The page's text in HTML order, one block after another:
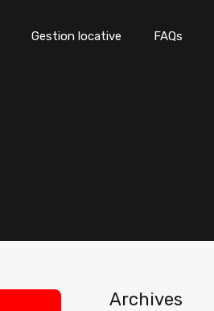
Gestion locative FAQs
Archives